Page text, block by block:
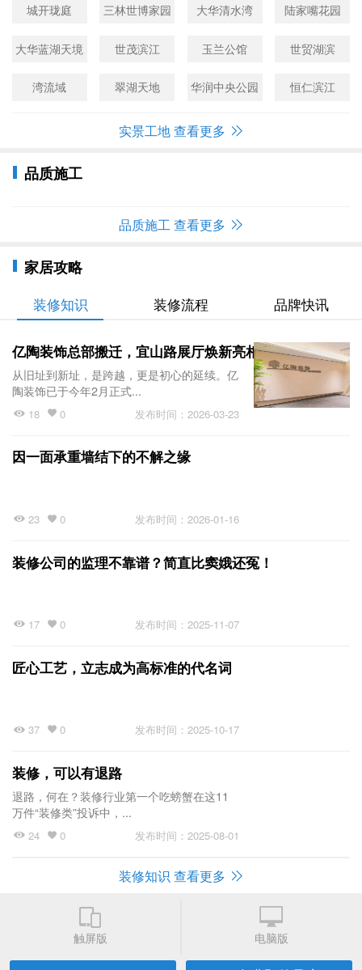
城开珑庭 三林世博家园 大华清水湾 陆家嘴花园
大华蓝湖天境 世茂滨江 玉兰公馆 世贸湖滨
湾流域 翠湖天地 华润中央公园 恒仁滨江
实景工地 查看更多
品质施工
施工工艺
品质施工 查看更多
家居攻略
装修知识 装修流程 品牌快讯
亿陶装饰总部搬迁，宜山路展厅焕新亮相！
从旧址到新址，是跨越，更是初心的延续。亿
陶装饰已于今年2月正式...
18 0 发布时间：2026-03-23
因一面承重墙结下的不解之缘
23 0 发布时间：2026-01-16
装修公司的监理不靠谱？简直比窦娥还冤！
17 0 发布时间：2025-11-07
匠心工艺，立志成为高标准的代名词
37 0 发布时间：2025-10-17
装修，可以有退路
退路，何在？装修行业第一个吃螃蟹在这11
万件“装修类”投诉中，...
24 0 发布时间：2025-08-01
装修知识 查看更多
触屏版 电脑版